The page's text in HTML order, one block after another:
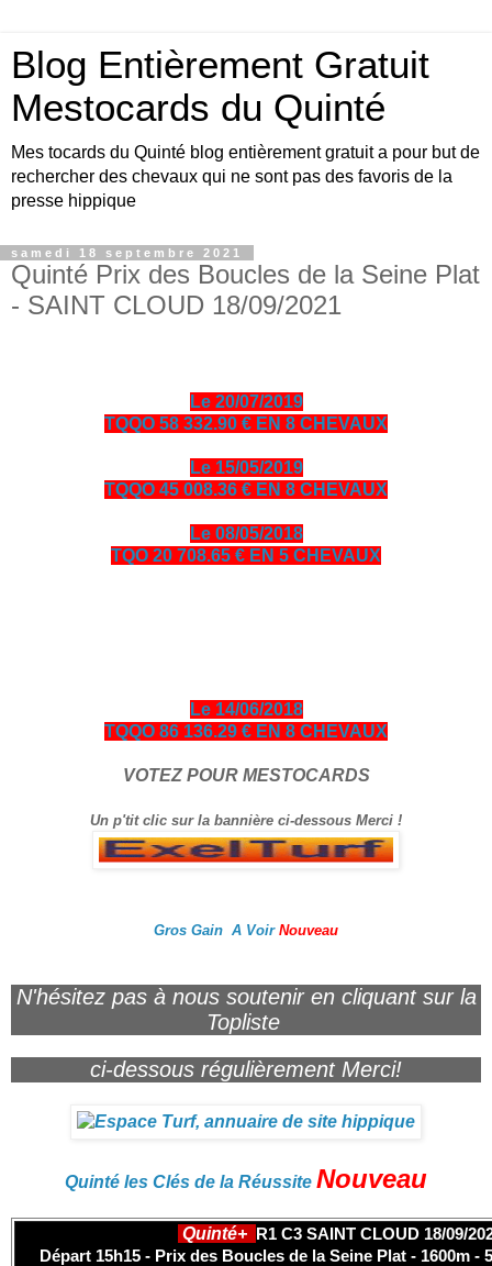
Blog Entièrement Gratuit
Mestocards du Quinté
Mes tocards du Quinté blog entièrement gratuit a pour but de
rechercher des chevaux qui ne sont pas des favoris de la
presse hippique
samedi 18 septembre 2021
Quinté Prix des Boucles de la Seine Plat
- SAINT CLOUD 18/09/2021
Le 20/07/2019
TQQO 58 332.90 € EN 8 CHEVAUX
Le 15/05/2019
TQQO 45 008.36 € EN 8 CHEVAUX
Le 08/05/2018
TQO 20 708.65 € EN 5 CHEVAUX
Le 14/06/2018
TQQO 86 136.29 € EN 8 CHEVAUX
VOTEZ POUR MESTOCARDS
Un p'tit clic sur la bannière ci-dessous Merci !
Gros Gain A Voir Nouveau
N'hésitez pas à nous soutenir en cliquant sur la
Topliste
ci-dessous régulièrement Merci!
Quinté les Clés de la Réussite Nouveau
Quinté+ R1 C3 SAINT CLOUD 18/09/
Départ 15h15 - Prix des Boucles de la Seine Plat - 1600m -